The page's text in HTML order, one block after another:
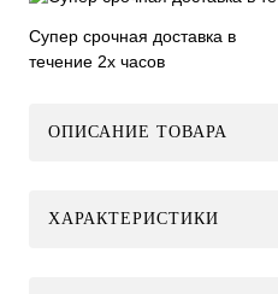
Супер срочная доставка в
течение 2х часов
ОПИСАНИЕ ТОВАРА
ХАРАКТЕРИСТИКИ